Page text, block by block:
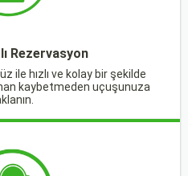
Rezervasyon
ile hızlı ve kolay bir şekilde
kaybetmeden uçuşunuza